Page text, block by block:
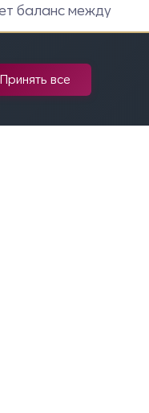
баланс между
окна
Принять все